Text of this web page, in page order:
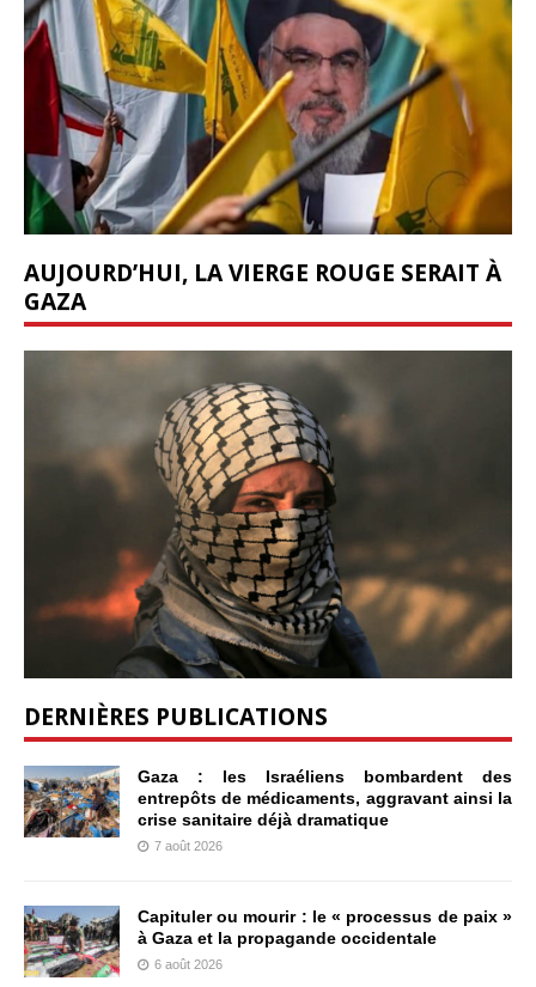
AUJOURD’HUI, LA VIERGE ROUGE SERAIT À
GAZA
DERNIÈRES PUBLICATIONS
Gaza : les Israéliens bombardent des
entrepôts de médicaments, aggravant ainsi la
crise sanitaire déjà dramatique
7 août 2026
Capituler ou mourir : le « processus de paix »
à Gaza et la propagande occidentale
6 août 2026